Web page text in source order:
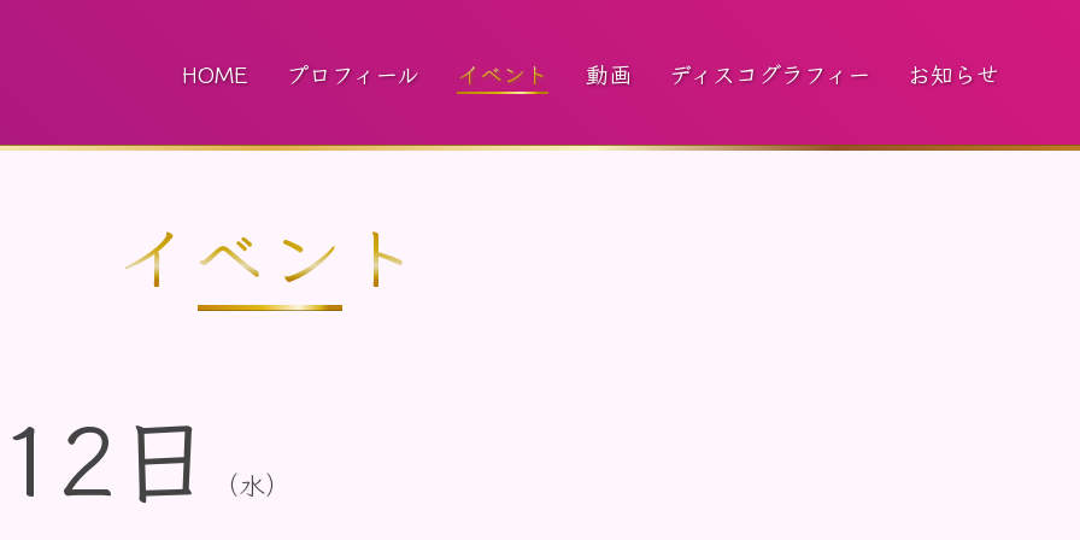
HOME プロフィール イベント 動画 ディスコグラフィー お知らせ
イベント
日 （水）